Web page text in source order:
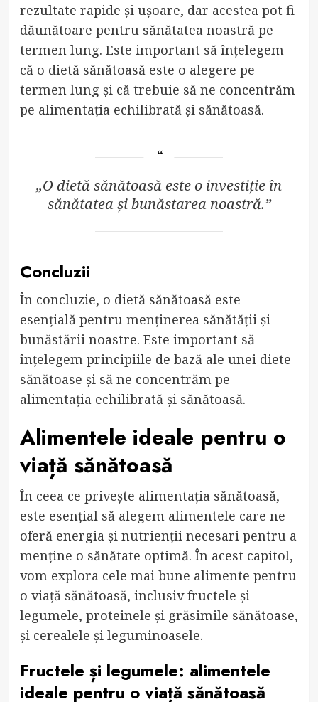
rezultate rapide și ușoare, dar acestea pot fi
dăunătoare pentru sănătatea noastră pe
termen lung. Este important să înțelegem
că o dietă sănătoasă este o alegere pe
termen lung și că trebuie să ne concentrăm
pe alimentația echilibrată și sănătoasă.
„O dietă sănătoasă este o investiție în
sănătatea și bunăstarea noastră.”
Concluzii
În concluzie, o dietă sănătoasă este
esențială pentru menținerea sănătății și
bunăstării noastre. Este important să
înțelegem principiile de bază ale unei diete
sănătoase și să ne concentrăm pe
alimentația echilibrată și sănătoasă.
Alimentele ideale pentru o
viață sănătoasă
În ceea ce privește alimentația sănătoasă,
este esențial să alegem alimentele care ne
oferă energia și nutrienții necesari pentru a
menține o sănătate optimă. În acest capitol,
vom explora cele mai bune alimente pentru
o viață sănătoasă, inclusiv fructele și
legumele, proteinele și grăsimile sănătoase,
și cerealele și leguminoasele.
Fructele și legumele: alimentele
ideale pentru o viață sănătoasă